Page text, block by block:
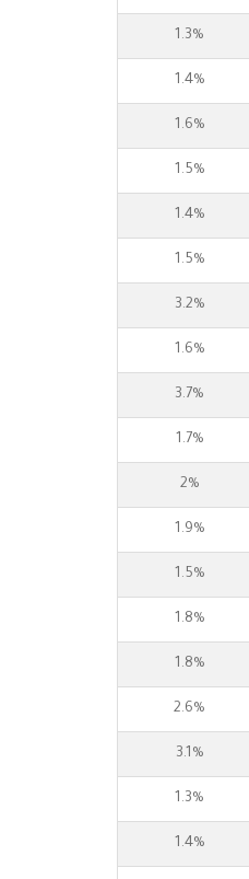
1.3%
1.4%
1.6%
1.5%
1.4%
1.5%
3.2%
1.6%
3.7%
1.7%
2%
1.9%
1.5%
1.8%
1.8%
2.6%
3.1%
1.3%
1.4%